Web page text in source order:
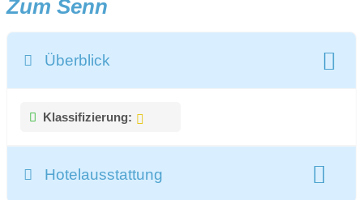
Zum Senn
Überblick
Klassifizierung:
Hotelausstattung